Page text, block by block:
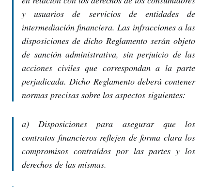
y usuarios de servicios de entidades de
intermediación financiera. Las infracciones a las
disposiciones de dicho Reglamento serán objeto
de sanción administrativa, sin perjuicio de las
acciones civiles que correspondan a la parte
perjudicada. Dicho Reglamento deberá contener
normas precisas sobre los aspectos siguientes:
a) Disposiciones para asegurar que los
contratos financieros reflejen de forma clara los
compromisos contraídos por las partes y los
derechos de las mismas.